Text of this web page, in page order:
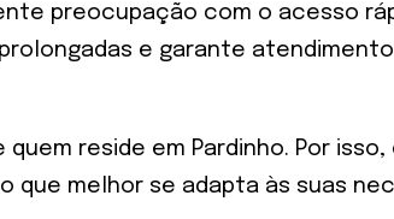
preocupação com o acesso
e garante
reside em Pardinho. Por
melhor se adapta às suas